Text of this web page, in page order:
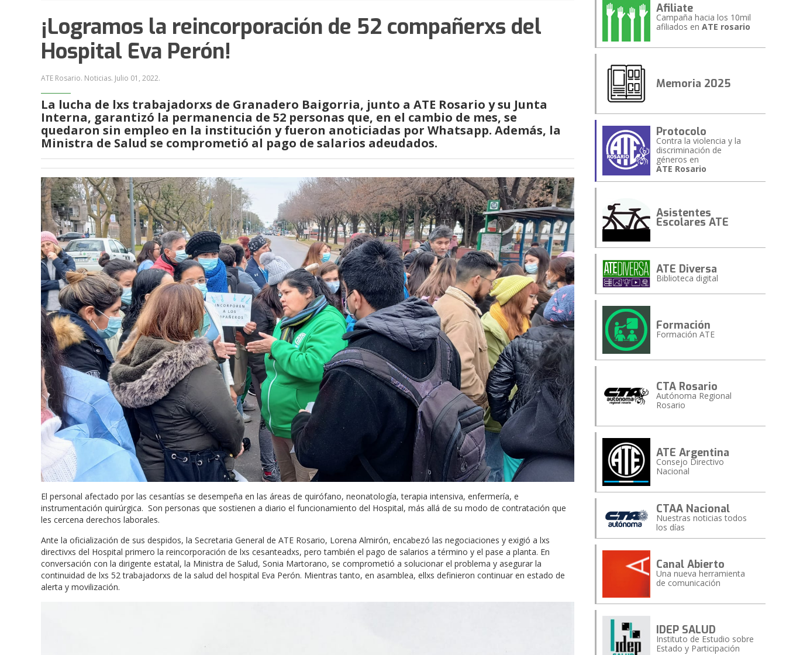
¡Logramos la reincorporación de 52 compañerxs del
Hospital Eva Perón!
ATE Rosario. Noticias. Julio 01, 2022.
La lucha de lxs trabajadorxs de Granadero Baigorria, junto a ATE Rosario y su Junta
Interna, garantizó la permanencia de 52 personas que, en el cambio de mes, se
quedaron sin empleo en la institución y fueron anoticiadas por Whatsapp. Además, la
Ministra de Salud se comprometió al pago de salarios adeudados.
El personal afectado por las cesantías se desempeña en las áreas de quirófano, neonatología, terapia intensiva, enfermería, e
instrumentación quirúrgica. Son personas que sostienen a diario el funcionamiento del Hospital, más allá de su modo de contratación que
les cercena derechos laborales.
Ante la oficialización de sus despidos, la Secretaria General de ATE Rosario, Lorena Almirón, encabezó las negociaciones y exigió a lxs
directivxs del Hospital primero la reincorporación de lxs cesanteadxs, pero también el pago de salarios a término y el pase a planta. En
conversación con la dirigente estatal, la Ministra de Salud, Sonia Martorano, se comprometió a solucionar el problema y asegurar la
continuidad de lxs 52 trabajadorxs de la salud del hospital Eva Perón. Mientras tanto, en asamblea, ellxs definieron continuar en estado de
alerta y movilización.
Afiliate
Campaña hacia los 10mil
afiliados en ATE rosario
Memoria 2025
Protocolo
Contra la violencia y la
discriminación de
géneros en
ATE Rosario
Asistentes
Escolares ATE
ATE Diversa
Biblioteca digital
Formación
Formación ATE
CTA Rosario
Autónoma Regional
Rosario
ATE Argentina
Consejo Directivo
Nacional
CTAA Nacional
Nuestras noticias todos
los días
Canal Abierto
Una nueva herramienta
de comunicación
IDEP SALUD
Instituto de Estudio sobre
Estado y Participación